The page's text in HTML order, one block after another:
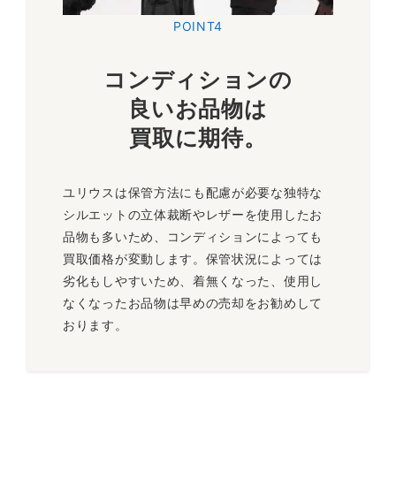
POINT4
コンディションの
良いお品物は
買取に期待。
ユリウスは保管方法にも配慮が必要な独特な
シルエットの立体裁断やレザーを使用したお
品物も多いため、コンディションによっても
買取価格が変動します。保管状況によっては
劣化もしやすいため、着無くなった、使用し
なくなったお品物は早めの売却をお勧めして
おります。